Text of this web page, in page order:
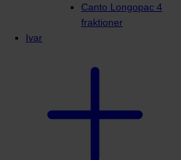
Canto Longopac 4
fraktioner
Ivar